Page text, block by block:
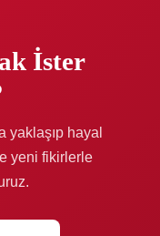
İster
yaklaşıp hayal
yeni fikirlerle